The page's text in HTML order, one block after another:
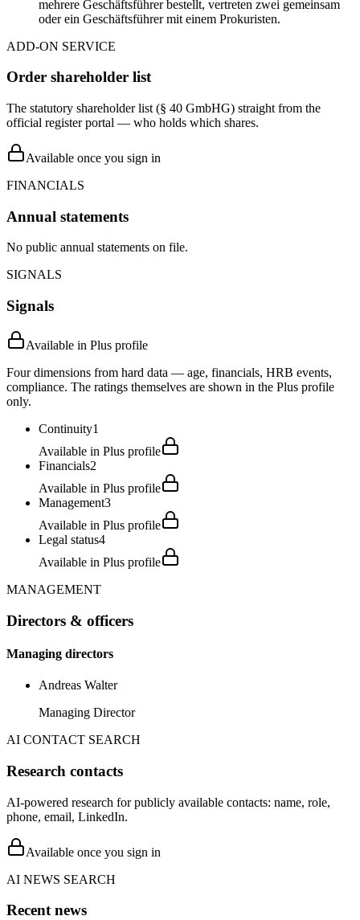
mehrere Geschäftsführer bestellt, vertreten zwei gemeinsam
oder ein Geschäftsführer mit einem Prokuristen.
ADD-ON SERVICE
Order shareholder list
The statutory shareholder list (§ 40 GmbHG) straight from the
official register portal — who holds which shares.
Available once you sign in
FINANCIALS
Annual statements
No public annual statements on file.
SIGNALS
Signals
Available in Plus profile
Four dimensions from hard data — age, financials, HRB events,
compliance. The ratings themselves are shown in the Plus profile
only.
Continuity1
Available in Plus profile
Financials2
Available in Plus profile
Management3
Available in Plus profile
Legal status4
Available in Plus profile
MANAGEMENT
Directors & officers
Managing directors
Andreas Walter
Managing Director
AI CONTACT SEARCH
Research contacts
AI-powered research for publicly available contacts: name, role,
phone, email, LinkedIn.
Available once you sign in
AI NEWS SEARCH
Recent news